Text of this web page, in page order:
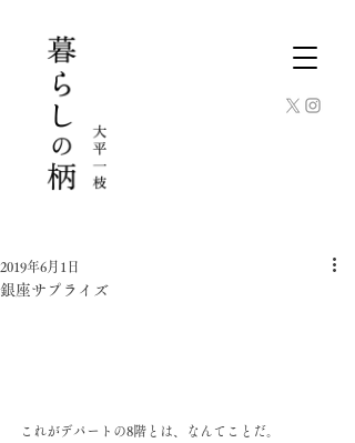
銀座サプライズ
2019年6月1日
これがデパートの8階とは、なんてことだ。